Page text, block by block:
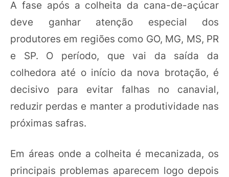
A fase após a colheita da cana-de-açúcar
deve ganhar atenção especial dos
produtores em regiões como GO, MG, MS, PR
e SP. O período, que vai da saída da
colhedora até o início da nova brotação, é
decisivo para evitar falhas no canavial,
reduzir perdas e manter a produtividade nas
próximas safras.
Em áreas onde a colheita é mecanizada, os
principais problemas aparecem logo depois